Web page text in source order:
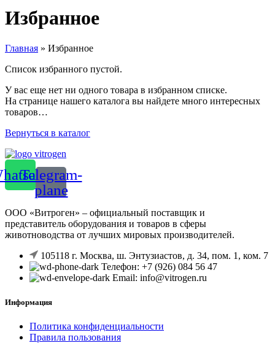
Избранное
Главная » Избранное
Список избранного пустой.
У вас еще нет ни одного товара в избранном списке.
На странице нашего каталога вы найдете много интересных
товаров…
Вернуться в каталог
Telegram-
plane
ООО «Витроген» – официальный поставщик и
представитель оборудования и товаров в сферы
животноводства от лучших мировых производителей.
105118 г. Москва, ш. Энтузиастов, д. 34, пом. 1, ком. 7
Телефон: +7 (926) 084 56 47
Email: info@vitrogen.ru
Информация
Политика конфиденциальности
Правила пользования